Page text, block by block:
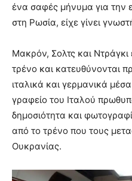
ένα σαφές μήνυμα για την
στη Ρωσία, είχε γίνει
Μακρόν, Σολτς και Ντράγκι
τρένο και κατευθύνονται
ιταλικά και γερμανικά
γραφείο του Ιταλού
δημοσιότητα και
από το τρένο που τους
Ουκρανίας.